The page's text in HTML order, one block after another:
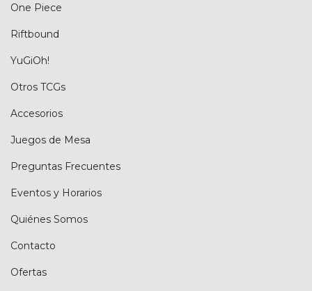
One Piece
Riftbound
YuGiOh!
Otros TCGs
Accesorios
Juegos de Mesa
Preguntas Frecuentes
Eventos y Horarios
Quiénes Somos
Contacto
Ofertas